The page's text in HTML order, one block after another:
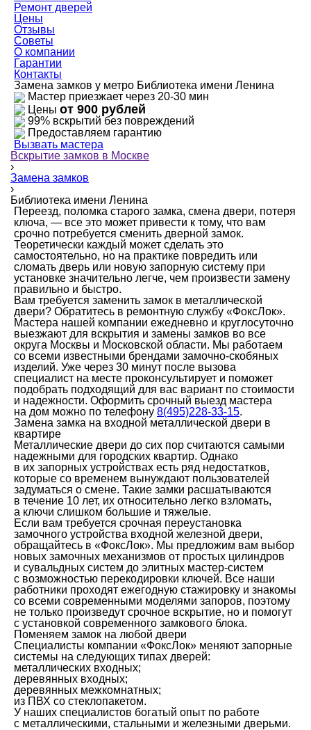
Ремонт дверей
Цены
Отзывы
Советы
О компании
Гарантии
Контакты
Замена замков у метро Библиотека имени Ленина
Мастер приезжает через 20-30 мин
Цены от 900 рублей
99% вскрытий без повреждений
Предоставляем гарантию
Вызвать мастера
Вскрытие замков в Москве
›
Замена замков
›
Библиотека имени Ленина
Переезд, поломка старого замка, смена двери, потеря
ключа, — все это может привести к тому, что вам
срочно потребуется сменить дверной замок.
Теоретически каждый может сделать это
самостоятельно, но на практике повредить или
сломать дверь или новую запорную систему при
установке значительно легче, чем произвести замену
правильно и быстро.
Вам требуется заменить замок в металлической
двери? Обратитесь в ремонтную службу «ФоксЛок».
Мастера нашей компании ежедневно и круглосуточно
выезжают для вскрытия и замены замков во все
округа Москвы и Московской области. Мы работаем
со всеми известными брендами замочно-скобяных
изделий. Уже через 30 минут после вызова
специалист на месте проконсультирует и поможет
подобрать подходящий для вас вариант по стоимости
и надежности. Оформить срочный выезд мастера
на дом можно по телефону 8(495)228-33-15.
Замена замка на входной металлической двери в
квартире
Металлические двери до сих пор считаются самыми
надежными для городских квартир. Однако
в их запорных устройствах есть ряд недостатков,
которые со временем вынуждают пользователей
задуматься о смене. Такие замки расшатываются
в течение 10 лет, их относительно легко взломать,
а ключи слишком большие и тяжелые.
Если вам требуется срочная переустановка
замочного устройства входной железной двери,
обращайтесь в «ФоксЛок». Мы предложим вам выбор
новых замочных механизмов от простых цилиндров
и сувальдных систем до элитных мастер-систем
с возможностью перекодировки ключей. Все наши
работники проходят ежегодную стажировку и знакомы
со всеми современными моделями запоров, поэтому
не только произведут срочное вскрытие, но и помогут
с установкой современного замкового блока.
Поменяем замок на любой двери
Специалисты компании «ФоксЛок» меняют запорные
системы на следующих типах дверей:
металлических входных;
деревянных входных;
деревянных межкомнатных;
из ПВХ со стеклопакетом.
У наших специалистов богатый опыт по работе
с металлическими, стальными и железными дверьми.